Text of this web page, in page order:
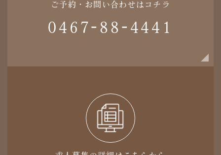
ご予約・お問い合わせはコチラ
0467-88-4441